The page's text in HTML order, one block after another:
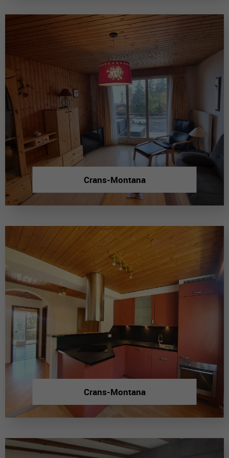
Crans-Montana
Crans-Montana